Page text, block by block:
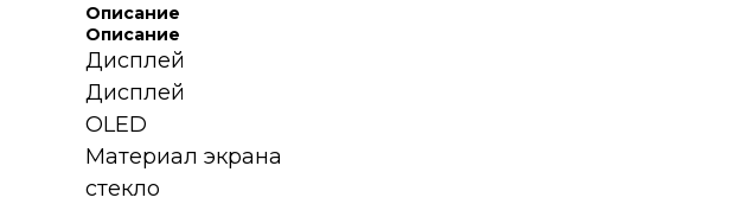
Описание
Описание
Дисплей
Дисплей
OLED
Материал экрана
стекло